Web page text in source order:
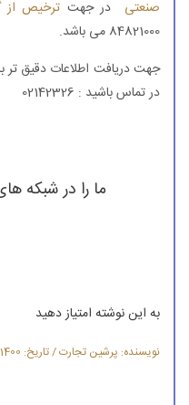
صنعتی در جهت ترخیص از
84821000 می باشد.
جهت دریافت اطلاعات دقیق تر
در تماس باشید : 02142326
ما را در شبکه
به این نوشته امتیاز دهید
نویسنده: پرشین تجارت / تاریخ: 1400-2-24